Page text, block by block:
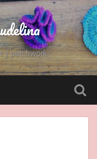
y patchwork